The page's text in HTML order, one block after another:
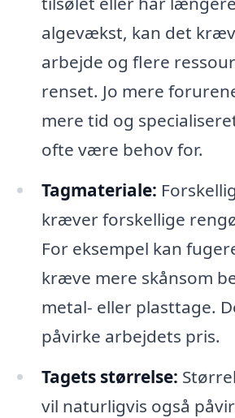
algevækst, kan det
arbejde og flere
renset. Jo mere
mere tid og
ofte være behov for.
Tagmateriale:
kræver forskellige
For eksempel kan
kræve mere skånsom
metal- eller plasttage.
påvirke arbejdets pris.
Tagets størrelse:
vil naturligvis også